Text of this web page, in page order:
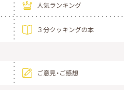
人気ランキング
３分クッキングの本
ご意見・ご感想